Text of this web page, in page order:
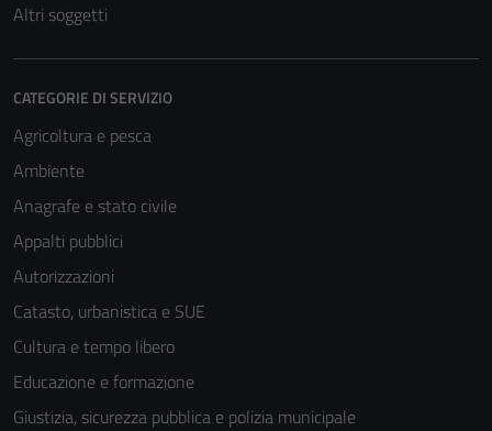
Altri soggetti
CATEGORIE DI SERVIZIO
Agricoltura e pesca
Ambiente
Anagrafe e stato civile
Appalti pubblici
Autorizzazioni
Catasto, urbanistica e SUE
Cultura e tempo libero
Educazione e formazione
Giustizia, sicurezza pubblica e polizia municipale